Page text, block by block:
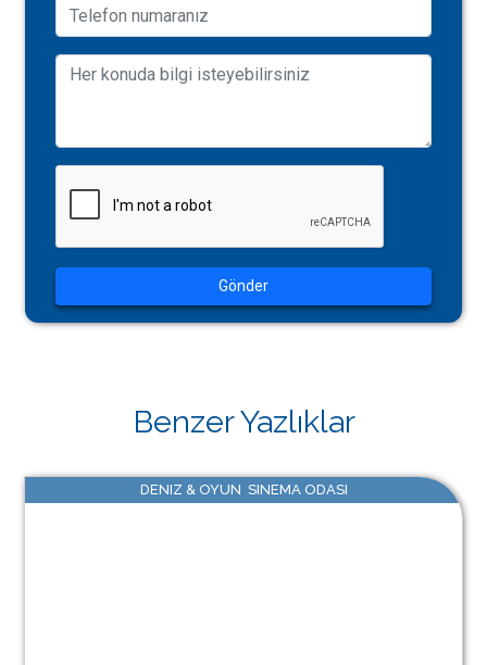
Gönder
Benzer Yazlıklar
DENIZ & OYUN SINEMA ODASI